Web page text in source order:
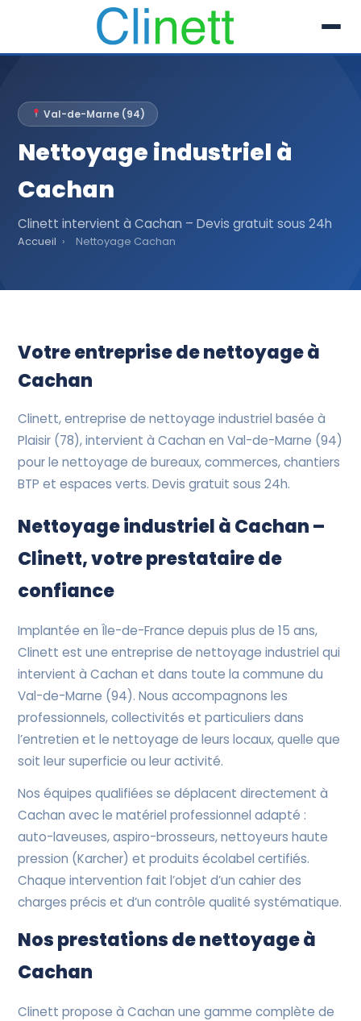
Prestations
Références
Recrutement
Actualités
Val-de-Marne (94)
Nettoyage industriel à
Cachan
Clinett intervient à Cachan – Devis gratuit sous 24h
Accueil › Nettoyage Cachan
Votre entreprise de nettoyage à
Cachan
Clinett, entreprise de nettoyage industriel basée à
Plaisir (78), intervient à Cachan en Val-de-Marne (94)
pour le nettoyage de bureaux, commerces, chantiers
BTP et espaces verts. Devis gratuit sous 24h.
Nettoyage industriel à Cachan –
Clinett, votre prestataire de
confiance
Implantée en Île-de-France depuis plus de 15 ans,
Clinett est une entreprise de nettoyage industriel qui
intervient à Cachan et dans toute la commune du
Val-de-Marne (94). Nous accompagnons les
professionnels, collectivités et particuliers dans
l’entretien et le nettoyage de leurs locaux, quelle que
soit leur superficie ou leur activité.
Nos équipes qualifiées se déplacent directement à
Cachan avec le matériel professionnel adapté :
auto-laveuses, aspiro-brosseurs, nettoyeurs haute
pression (Karcher) et produits écolabel certifiés.
Chaque intervention fait l’objet d’un cahier des
charges précis et d’un contrôle qualité systématique.
Nos prestations de nettoyage à
Cachan
Clinett propose à Cachan une gamme complète de